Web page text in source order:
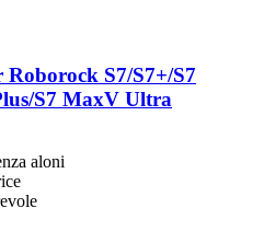
S7/S7+/S7
S7 MaxV Ultra
aloni